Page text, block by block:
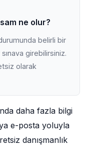
ne olur?
belirli bir
girebilirsiniz.
olarak
daha fazla bilgi
e-posta yoluyla
danışmanlık